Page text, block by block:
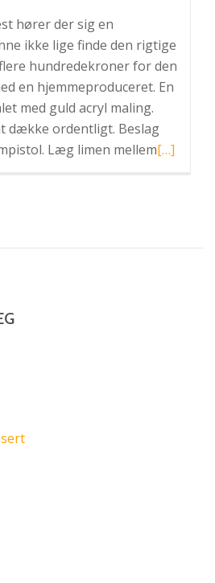
hører der sig en
ikke lige finde den rigtige
hundredekroner for den
en hjemmeproduceret. En
med guld acryl maling.
dække ordentligt. Beslag
Læg limen mellemLæs
[…]